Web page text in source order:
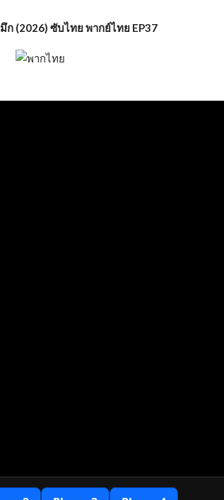
ก (2026) ซับไทย พากย์ไทย EP37